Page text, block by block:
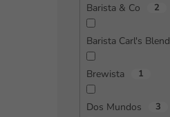
Barista & Co 2
Barista Carl's Blend
Brewista 1
Dos Mundos 3